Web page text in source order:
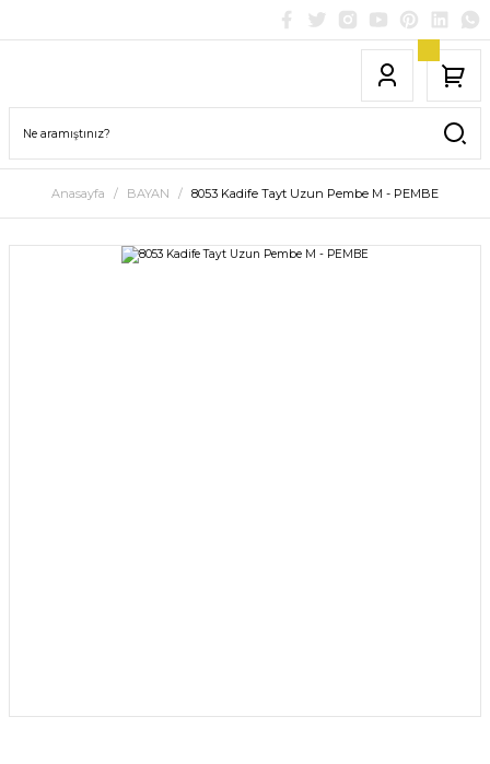
Anasayfa BAYAN 8053 Kadife Tayt Uzun Pembe M - PEMBE